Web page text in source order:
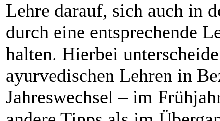
Lehre darauf, sich auch in
durch eine entsprechende
halten. Hierbei
ayurvedischen Lehren in
Jahreswechsel – im